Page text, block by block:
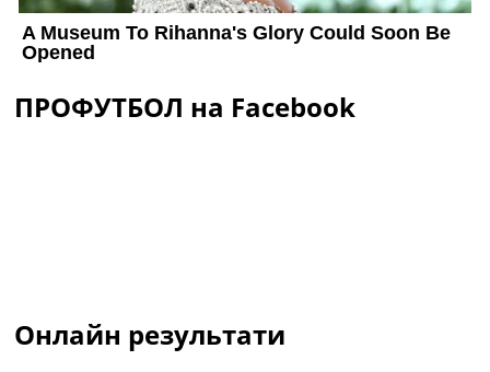
ПРОФУТБОЛ на Facebook
Онлайн результати